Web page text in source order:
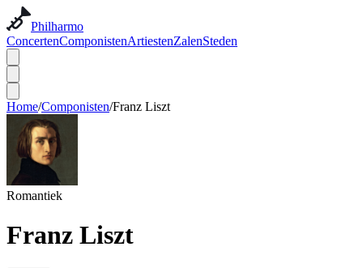
Philharmo
ConcertenComponistenArtiestenZalenSteden
Home/Componisten/Franz Liszt
Romantiek
Franz Liszt